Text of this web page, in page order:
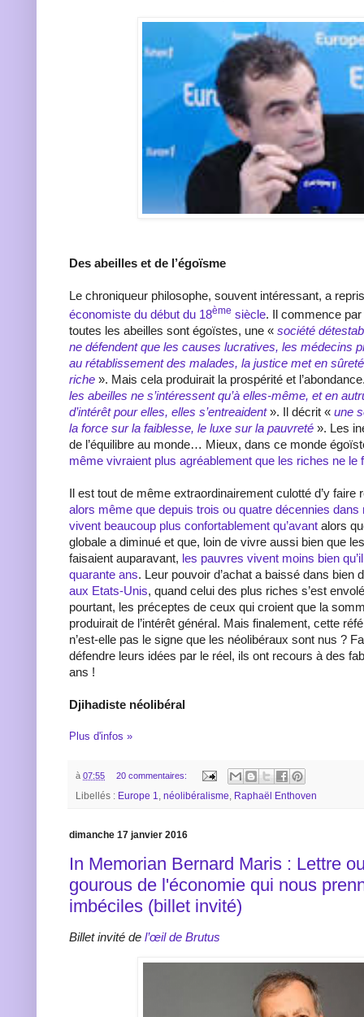
Des abeilles et de l’égoïsme
Le chroniqueur philosophe, souvent intéressant, a
économiste du début du 18ème siècle. Il commence
toutes les abeilles sont égoïstes, une « société
ne défendent que les causes lucratives, les médecins
au rétablissement des malades, la justice met en
riche ». Mais cela produirait la prospérité et
les abeilles ne s’intéressent qu’à elles-même, et en
d’intérêt pour elles, elles s’entreaident». Il décrit « une
la force sur la faiblesse, le luxe sur la pauvreté ». Les
de l’équilibre au monde… Mieux, dans ce monde
même vivraient plus agréablement que les riches ne le
Il est tout de même extraordinairement culotté d’y faire
alors même que depuis trois ou quatre décennies
vivent beaucoup plus confortablement qu’avant alors
globale a diminué et que, loin de vivre aussi bien que
faisaient auparavant, les pauvres vivent moins bien
quarante ans. Leur pouvoir d’achat a baissé dans bien
aux Etats-Unis, quand celui des plus riches s’est
pourtant, les préceptes de ceux qui croient que la
produirait de l’intérêt général. Mais finalement, cette
n’est-elle pas le signe que les néolibéraux sont nus ?
défendre leurs idées par le réel, ils ont recours à des
ans !
Djihadiste néolibéral
Plus d'infos »
à 07:55 20 commentaires:
Libellés : Europe 1, néolibéralisme, Raphaël Enthoven
dimanche 17 janvier 2016
In Memorian Bernard Maris : Lettre
gourous de l'économie qui nous
imbéciles (billet invité)
Billet invité de l’œil de Brutus